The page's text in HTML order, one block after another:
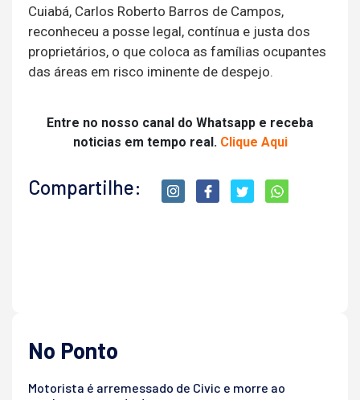
Cuiabá, Carlos Roberto Barros de Campos,
reconheceu a posse legal, contínua e justa dos
proprietários, o que coloca as famílias ocupantes
das áreas em risco iminente de despejo.
Entre no nosso canal do Whatsapp e receba
noticias em tempo real. Clique Aqui
Compartilhe:
No Ponto
Motorista é arremessado de Civic e morre ao